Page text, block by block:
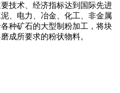
技术、经济指标达到国际先进
、电力、冶金、化工、非金属
种矿石的大型制粉加工，将块
成所要求的粉状物料。